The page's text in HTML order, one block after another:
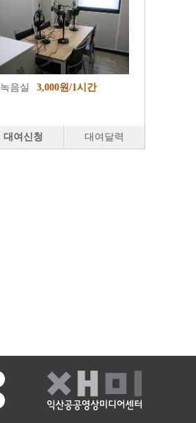
녹음실 3,000원/1시간
대여신청 대여달력